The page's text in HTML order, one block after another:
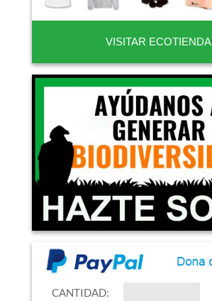
VISITAR ECOTIENDA
CANTIDAD: